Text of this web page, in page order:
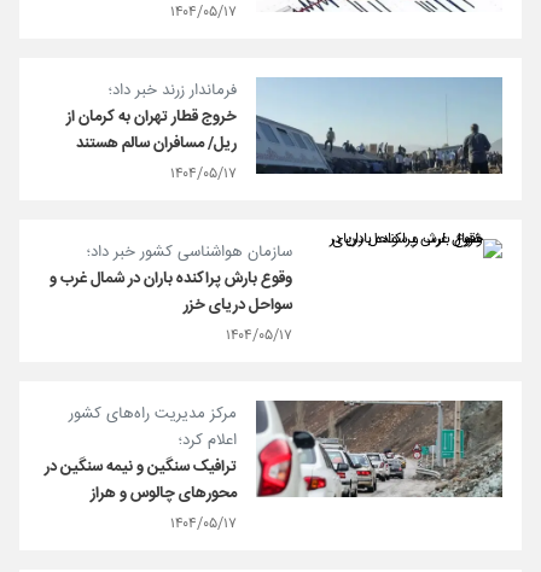
۱۴۰۴/۰۵/۱۷
فرماندار زرند خبر داد؛
خروج قطار تهران به کرمان از
ریل/ مسافران سالم هستند
۱۴۰۴/۰۵/۱۷
سازمان هواشناسی کشور خبر داد؛
وقوع بارش پراکنده باران در شمال غرب و
سواحل دریای خزر
۱۴۰۴/۰۵/۱۷
مرکز مدیریت راه‌های کشور
اعلام کرد؛
ترافیک سنگین و نیمه سنگین در
محورهای چالوس و هراز
۱۴۰۴/۰۵/۱۷